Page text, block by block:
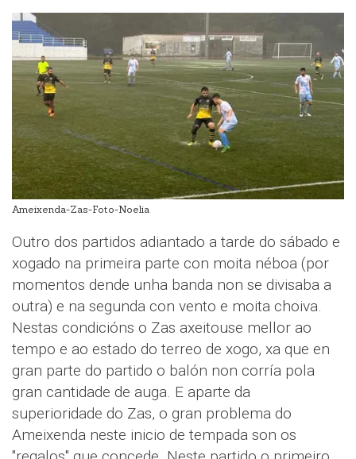
Ameixenda-Zas-Foto-Noelia
Outro dos partidos adiantado a tarde do sábado e
xogado na primeira parte con moita néboa (por
momentos dende unha banda non se divisaba a
outra) e na segunda con vento e moita choiva.
Nestas condicións o Zas axeitouse mellor ao
tempo e ao estado do terreo de xogo, xa que en
gran parte do partido o balón non corría pola
gran cantidade de auga. E aparte da
superioridade do Zas, o gran problema do
Ameixenda neste inicio de tempada son os